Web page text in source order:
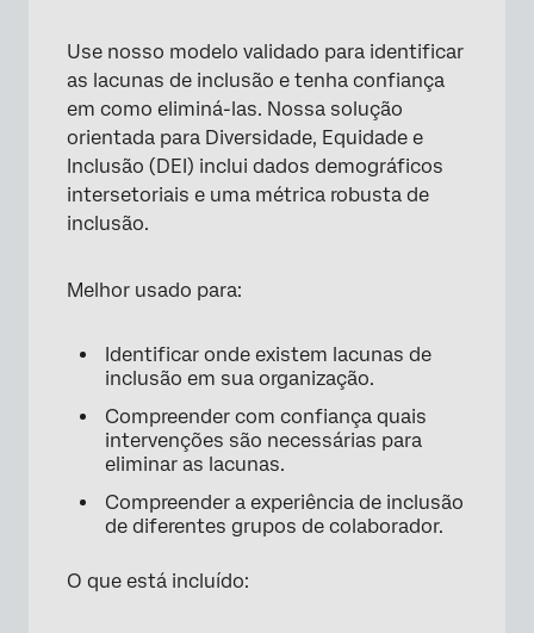
Guias para personalizar e lançar a solução de
diversidade, equidade e inclusão
Etapas guiadas e início do projeto do zero
Use nosso modelo validado para identificar
as lacunas de inclusão e tenha confiança
em como eliminá-las. Nossa solução
orientada para Diversidade, Equidade e
Inclusão (DEI) inclui dados demográficos
intersetoriais e uma métrica robusta de
inclusão.
Melhor usado para:
Identificar onde existem lacunas de
inclusão em sua organização.
Compreender com confiança quais
intervenções são necessárias para
eliminar as lacunas.
Compreender a experiência de inclusão
de diferentes grupos de colaborador.
O que está incluído: